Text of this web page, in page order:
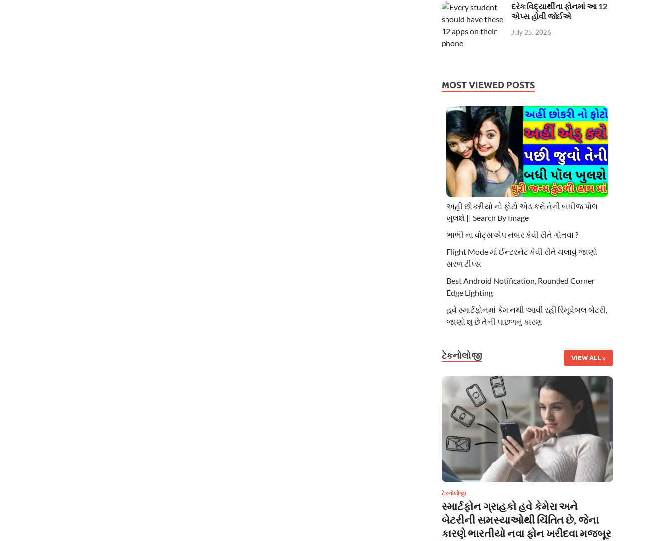
દરેક વિદ્યાર્થીના ફોનમાં આ 12
એપ્સ હોવી જોઈએ
July 25, 2026
MOST VIEWED POSTS
અહી છોકરીયો નો ફોટો એડ કરો તેની બધીજ પોલ
ખુલશે || Search By Image
ભાભી ના વોટ્સએપ નંબર કેવી રીતે ગોતવા ?
Flight Mode માં ઈન્ટરનેટ કેવી રીતે ચલાવું જાણો
સરળ ટીપ્સ
Best Android Notification, Rounded Corner
Edge Lighting
હવે સ્માર્ટફોનમાં કેમ નથી આવી રહી રિમૂવેબલ બેટરી,
જાણો શું છે તેની પાછળનું કારણ
ટેકનોલોજી VIEW ALL
ટેકનોલોજી
સ્માર્ટફોન ગ્રાહકો હવે કેમેરા અને
બેટરીની સમસ્યાઓથી ચિંતિત છે, જેના
કારણે ભારતીયો નવા ફોન ખરીદવા મજબૂર